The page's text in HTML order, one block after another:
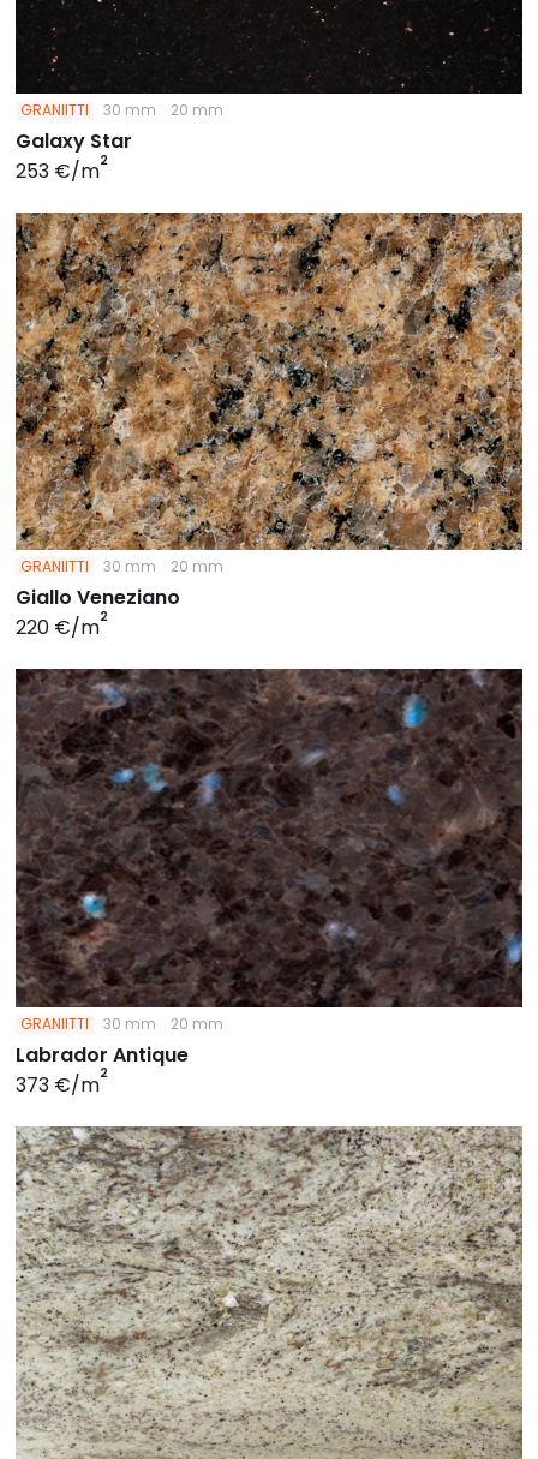
GRANIITTI 30 mm 20 mm
Galaxy Star
253 €/m2
GRANIITTI 30 mm 20 mm
Giallo Veneziano
220 €/m2
GRANIITTI 30 mm 20 mm
Labrador Antique
373 €/m2